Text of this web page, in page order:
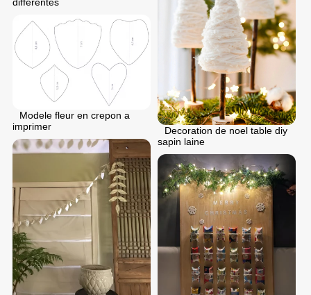
Decoration de noel table diy
sapin laine
Modele fleur en crepon a
imprimer